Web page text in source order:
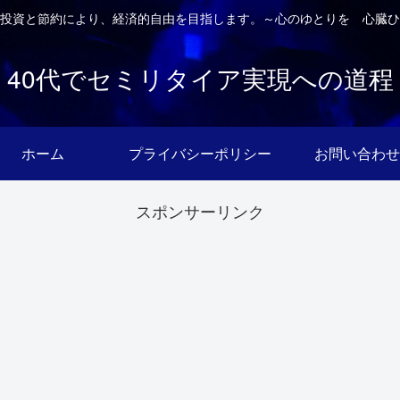
資と節約により、経済的自由を目指します。～心のゆとりを 心臓
40代でセミリタイア実現への道程
ホーム プライバシーポリシー お問い合わせ
スポンサーリンク